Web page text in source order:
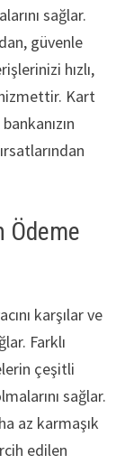
sağlar.
güvenle
hızlı,
Kart
Ödeme
karşılar ve
Farklı
çeşitli
sağlar.
az karmaşık
edilen